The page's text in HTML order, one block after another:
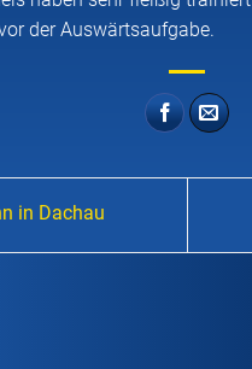
der Auswärtsaufgabe.
in Dachau